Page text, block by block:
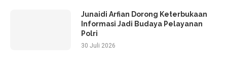
Junaidi Arfian Dorong Keterbukaan
Informasi Jadi Budaya Pelayanan
Polri
30 Juli 2026